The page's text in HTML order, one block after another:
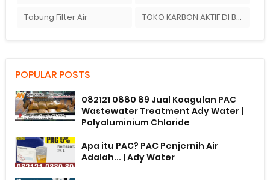
Tabung Filter Air TOKO KARBON AKTIF DI BEKASI
POPULAR POSTS
082121 0880 89 Jual Koagulan PAC
Wastewater Treatment Ady Water |
Polyaluminium Chloride
Apa itu PAC? PAC Penjernih Air
Adalah... | Ady Water